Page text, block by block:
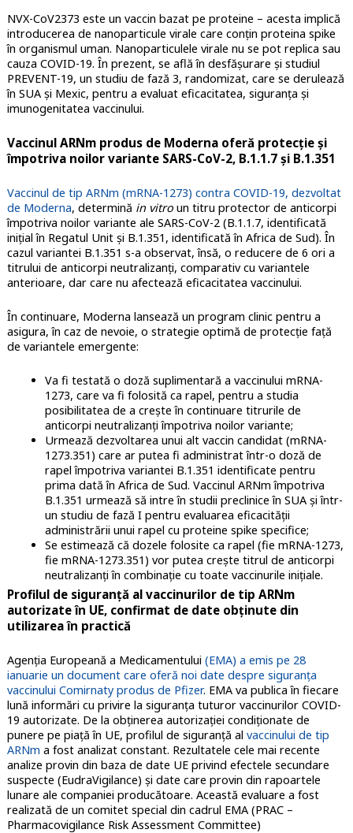
NVX-CoV2373 este un vaccin bazat pe proteine – acesta implică
introducerea de nanoparticule virale care conțin proteina spike
în organismul uman. Nanoparticulele virale nu se pot replica sau
cauza COVID-19. În prezent, se află în desfășurare și studiul
PREVENT-19, un studiu de fază 3, randomizat, care se derulează
în SUA și Mexic, pentru a evaluat eficacitatea, siguranța și
imunogenitatea vaccinului.
Vaccinul ARNm produs de Moderna oferă protecție și
împotriva noilor variante SARS-CoV-2, B.1.1.7 și B.1.351
Vaccinul de tip ARNm (mRNA-1273) contra COVID-19, dezvoltat
de Moderna, determină in vitroun titru protector de anticorpi
împotriva noilor variante ale SARS-CoV-2 (B.1.1.7, identificată
inițial în Regatul Unit și B.1.351, identificată în Africa de Sud). În
cazul variantei B.1.351 s-a observat, însă, o reducere de 6 ori a
titrului de anticorpi neutralizanți, comparativ cu variantele
anterioare, dar care nu afectează eficacitatea vaccinului.
În continuare, Moderna lansează un program clinic pentru a
asigura, în caz de nevoie, o strategie optimă de protecție față
de variantele emergente:
Va fi testată o doză suplimentară a vaccinului mRNA-
1273, care va fi folosită ca rapel, pentru a studia
posibilitatea de a crește în continuare titrurile de
anticorpi neutralizanți împotriva noilor variante;
Urmează dezvoltarea unui alt vaccin candidat (mRNA-
1273.351) care ar putea fi administrat într-o doză de
rapel împotriva variantei B.1.351 identificate pentru
prima dată în Africa de Sud. Vaccinul ARNm împotriva
B.1.351 urmează să intre în studii preclinice în SUA și într-
un studiu de fază I pentru evaluarea eficacității
administrării unui rapel cu proteine spike specifice;
Se estimează că dozele folosite ca rapel (fie mRNA-1273,
fie mRNA-1273.351) vor putea crește titrul de anticorpi
neutralizanți în combinație cu toate vaccinurile inițiale.
Profilul de siguranță al vaccinurilor de tip ARNm
autorizate în UE, confirmat de date obținute din
utilizarea în practică
Agenția Europeană a Medicamentului (EMA) a emis pe 28
ianuarie un document care oferă noi date despre siguranța
vaccinului Comirnaty produs de Pfizer. EMA va publica în fiecare
lună informări cu privire la siguranța tuturor vaccinurilor COVID-
19 autorizate. De la obținerea autorizației condiționate de
punere pe piață în UE, profilul de siguranță al vaccinului de tip
ARNm a fost analizat constant. Rezultatele cele mai recente
analize provin din baza de date UE privind efectele secundare
suspecte (EudraVigilance) și date care provin din rapoartele
lunare ale companiei producătoare. Această evaluare a fost
realizată de un comitet special din cadrul EMA (PRAC –
Pharmacovigilance Risk Assessment Committee)